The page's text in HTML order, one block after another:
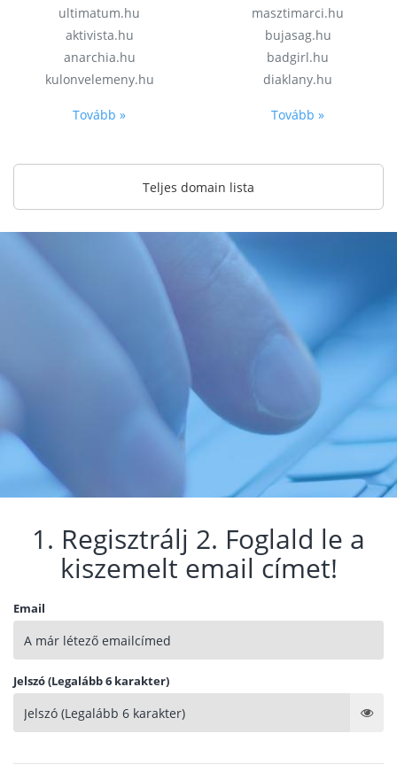
ultimatum.hu
aktivista.hu
anarchia.hu
kulonvelemeny.hu
Tovább »
masztimarci.hu
bujasag.hu
badgirl.hu
diaklany.hu
Tovább »
Teljes domain lista
1. Regisztrálj 2. Foglald le a
kiszemelt email címet!
Email
Jelszó (Legalább 6 karakter)